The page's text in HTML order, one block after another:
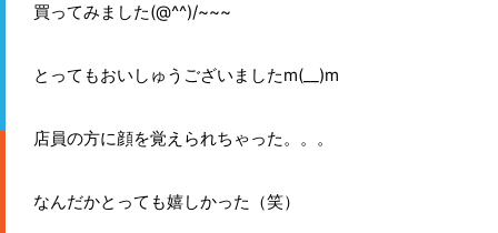
買ってみました(@^^)/~~~
とってもおいしゅうございましたm(__)m
店員の方に顔を覚えられちゃった。。。
なんだかとっても嬉しかった（笑）